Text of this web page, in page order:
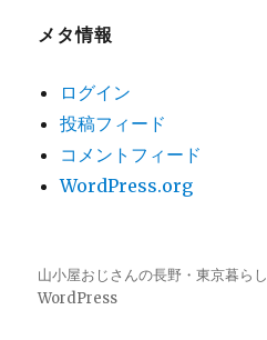
メタ情報
ログイン
投稿フィード
コメントフィード
WordPress.org
山小屋おじさんの長野・東京暮らし
WordPress